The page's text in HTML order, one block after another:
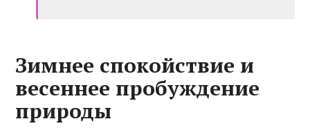
Зимнее спокойствие и
весеннее пробуждение
природы